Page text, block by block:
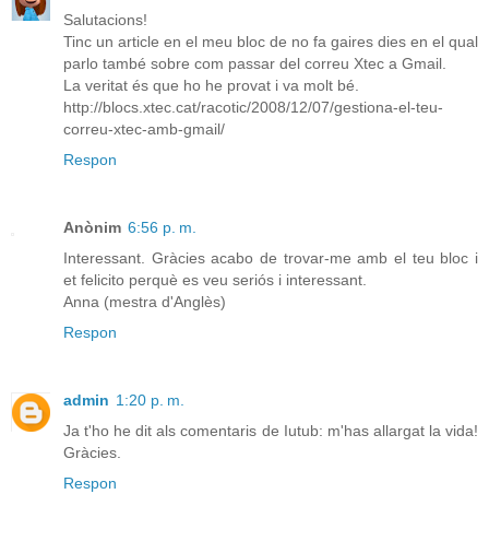
Salutacions!
Tinc un article en el meu bloc de no fa gaires dies en el qual
parlo també sobre com passar del correu Xtec a Gmail.
La veritat és que ho he provat i va molt bé.
http://blocs.xtec.cat/racotic/2008/12/07/gestiona-el-teu-
correu-xtec-amb-gmail/
Respon
Anònim 6:56 p. m.
Interessant. Gràcies acabo de trovar-me amb el teu bloc i
et felicito perquè es veu seriós i interessant.
Anna (mestra d'Anglès)
Respon
admin 1:20 p. m.
Ja t'ho he dit als comentaris de Iutub: m'has allargat la vida!
Gràcies.
Respon